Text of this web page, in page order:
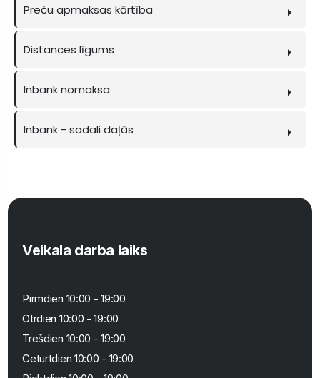
Preču apmaksas kārtība
Distances līgums
Inbank nomaksa
Inbank - sadali daļās
Veikala darba laiks
Pirmdien 10:00 - 19:00
Otrdien 10:00 - 19:00
Trešdien 10:00 - 19:00
Ceturtdien 10:00 - 19:00